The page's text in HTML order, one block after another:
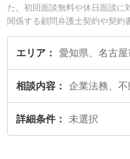
た。初回面談無料や休日面談に
関係する顧問弁護士契約や契約
規則作成等の細かな分野での絞
事務所の岡松 勇希弁護士やラ
のトラブルを今すぐに弁護士
決の実績豊富な近くの弁護士を
界を法律相談できる名古屋市
エリア 愛知県、名古屋
相談内容 企業法務、
詳細条件 未選択